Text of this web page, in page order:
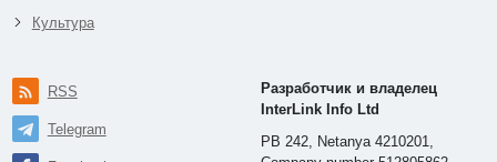
Культура
RSS
Telegram
Разработчик и владелец
InterLink Info Ltd
PB 242, Netanya 4210201,